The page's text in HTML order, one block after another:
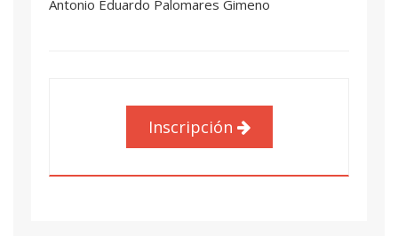
Antonio Eduardo Palomares Gimeno
Inscripción